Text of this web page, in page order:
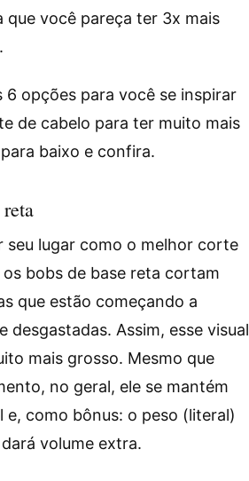
que você pareça ter 3x mais
6 opções para você se inspirar
de cabelo para ter muito mais
baixo e confira.
seu lugar como o melhor corte
bobs de base reta cortam
que estão começando a
desgastadas. Assim, esse visual
mais grosso. Mesmo que
no geral, ele se mantém
e, como bônus: o peso (literal)
volume extra.